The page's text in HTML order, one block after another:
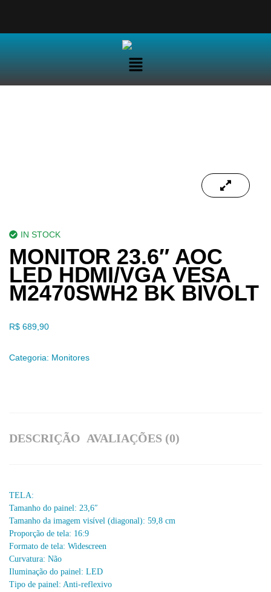
IN STOCK
MONITOR 23.6″ AOC
LED HDMI/VGA VESA
M2470SWH2 BK BIVOLT
R$ 689,90
Categoria: Monitores
DESCRIÇÃO AVALIAÇÕES (0)
TELA:
Tamanho do painel: 23,6″
Tamanho da imagem visível (diagonal): 59,8 cm
Proporção de tela: 16:9
Formato de tela: Widescreen
Curvatura: Não
Iluminação do painel: LED
Tipo de painel: Anti-reflexivo